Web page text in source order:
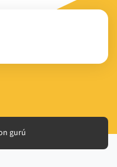
gurú